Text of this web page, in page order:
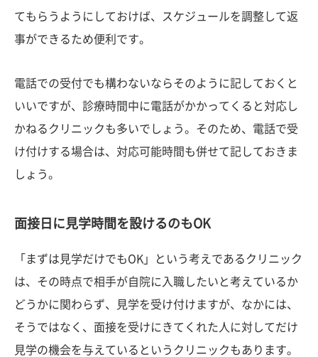
てもらうようにしておけば、スケジュールを調整して返
事ができるため便利です。
電話での受付でも構わないならそのように記しておくと
いいですが、診療時間中に電話がかかってくると対応し
かねるクリニックも多いでしょう。そのため、電話で受
け付けする場合は、対応可能時間も併せて記しておきま
しょう。
面接日に見学時間を設けるのもOK
「まずは見学だけでもOK」という考えであるクリニック
は、その時点で相手が自院に入職したいと考えているか
どうかに関わらず、見学を受け付けますが、なかには、
そうではなく、面接を受けにきてくれた人に対してだけ
見学の機会を与えているというクリニックもあります。